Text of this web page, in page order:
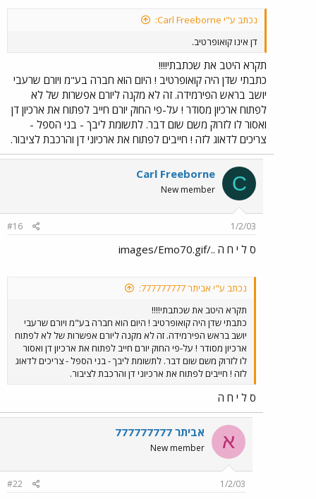
נכתב ע"י Carl Freeborne:
דן אינו קואופרטיב.
תקרא היטב את שכתבתי!!!!
כתבתי שדן היה קואופרטיב ! היום הוא חברה בע"מ ויורם שרעבי
יושב בראש הפירמידה. זה לא מקנה ליורם אפשרות של לא
לפתוח ארכיון מסודר ! על-פי החוק יורם חייב לפתוח את ארכיון דן
ואסור לו לזרוק משם שום דבר. לתשומת ליבך - בני הספל -
צריכים לדאוג לזה ! חייבים לפתוח את ארכיוני דן והרכבת לציבור.
C
Carl Freeborne
New member
1/2/03
#16
ס ל י ח ה ../images/Emo70.gif
נכתב ע"י אביתר 777777777:
תקרא היטב את שכתבתי!!!!
כתבתי שדן היה קואופרטיב ! היום הוא חברה בע"מ ויורם שרעבי
יושב בראש הפירמידה. זה לא מקנה ליורם אפשרות של לא לפתוח
ארכיון מסודר ! על-פי החוק יורם חייב לפתוח את ארכיון דן ואסור
לו לזרוק משם שום דבר. לתשומת ליבך - בני הספל - צריכים לדאוג
לזה ! חייבים לפתוח את ארכיוני דן והרכבת לציבור.
ס ל י ח ה
א אביתר 777777777
New member
1/2/03
#22